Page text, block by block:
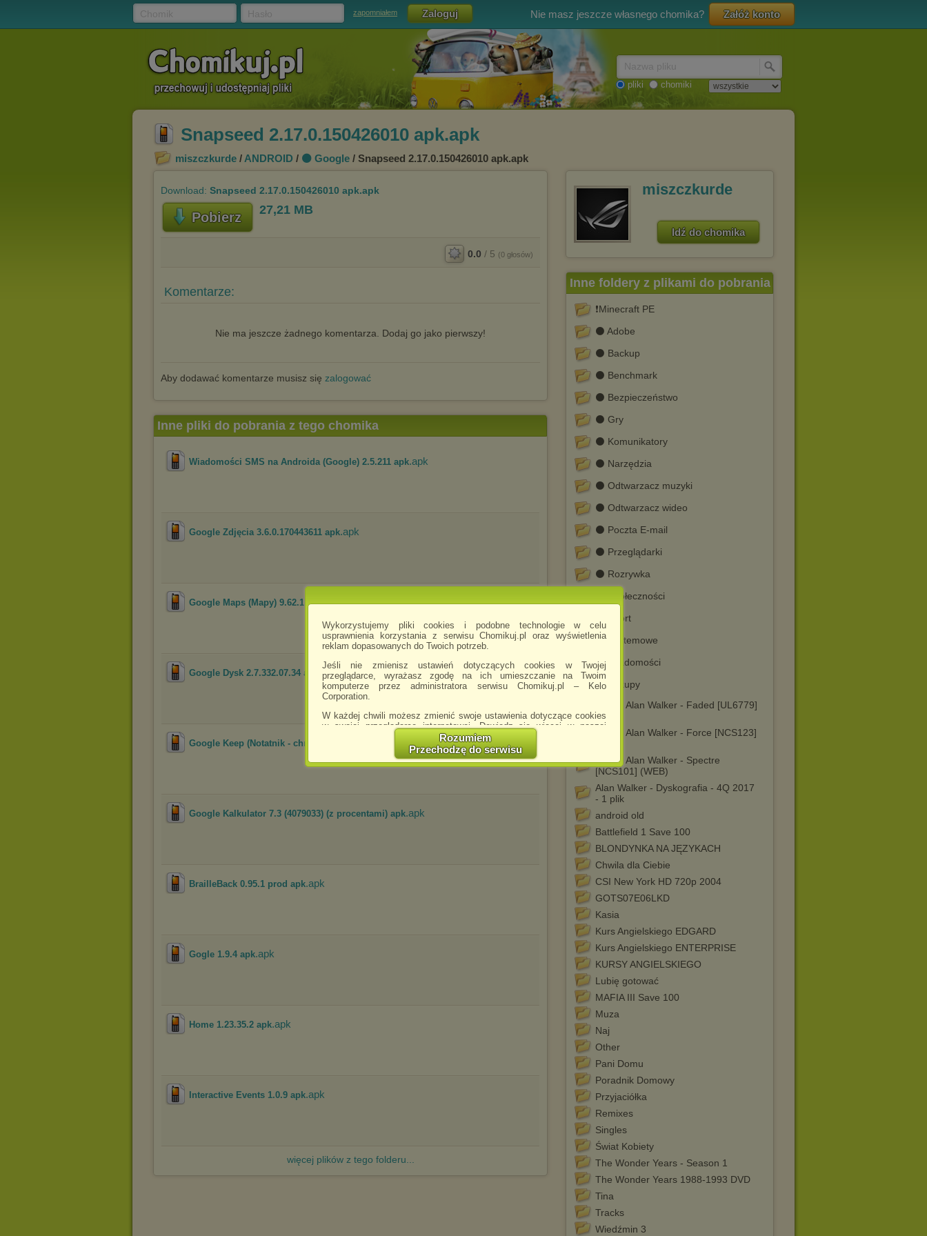
Wykorzystujemy pliki cookies i podobne technologie w celu
usprawnienia korzystania z serwisu Chomikuj.pl oraz wyświetlenia
reklam dopasowanych do Twoich potrzeb.
Jeśli nie zmienisz ustawień dotyczących cookies w Twojej
przeglądarce, wyrażasz zgodę na ich umieszczanie na Twoim
komputerze przez administratora serwisu Chomikuj.pl – Kelo
Corporation.
W każdej chwili możesz zmienić swoje ustawienia dotyczące cookies
w swojej przeglądarce internetowej. Dowiedz się więcej w naszej
http://chomikuj.pl/PolitykaPrywatnosci.aspx
Jednocześnie informujemy że zmiana ustawień przeglądarki może
spowodować ograniczenie korzystania ze strony Chomikuj.pl.
W przypadku braku twojej zgody na akceptację cookies niestety
Wykorzystanie plików cookies
Zaufanych Partnerów
(dostosowanie reklam do Twoich potrzeb, analiza skuteczności działań
Wyrażenie sprzeciwu spowoduje, że wyświetlana Ci reklama nie
będzie dopasowana do Twoich preferencji, a będzie to reklama
Istnieje możliwość zmiany ustawień przeglądarki internetowej w
sposób uniemożliwiający przechowywanie plików cookies na
urządzeniu końcowym. Można również usunąć pliki cookies,
dokonując odpowiednich zmian w ustawieniach przeglądarki
Pełną informację na ten temat znajdziesz pod adresem
Rozumiem
Przechodzę do serwisu
zapomniałem Nie masz jeszcze własnego chomika? Załóż konto
pliki chomiki
Snapseed 2.17.0.150426010 apk.apk
miszczkurde / ANDROID / ⚫ Google / Snapseed 2.17.0.150426010 apk.apk
Download: Snapseed 2.17.0.150426010 apk.apk
Pobierz 27,21 MB
0.0 / 5 (0 głosów)
Komentarze:
Nie ma jeszcze żadnego komentarza. Dodaj go jako pierwszy!
Aby dodawać komentarze musisz się zalogować
miszczkurde
Idź do chomika
Inne foldery z plikami do pobrania
❗Minecraft PE
⚫ Adobe
⚫ Backup
⚫ Benchmark
⚫ Bezpieczeństwo
⚫ Gry
⚫ Komunikatory
⚫ Narzędzia
⚫ Odtwarzacz muzyki
⚫ Odtwarzacz wideo
⚫ Poczta E-mail
⚫ Przeglądarki
⚫ Rozrywka
⚫ Społeczności
⚫ Sport
⚫ Systemowe
⚫ Wiadomości
⚫ Zakupy
2015 - Alan Walker - Faded [UL6779]
(WEB)
2015 - Alan Walker - Force [NCS123]
2015 - Alan Walker - Spectre
[NCS101] (WEB)
Alan Walker - Dyskografia - 4Q 2017
- 1 plik
android old
Battlefield 1 Save 100
BLONDYNKA NA JĘZYKACH
Chwila dla Ciebie
CSI New York HD 720p 2004
GOTS07E06LKD
Kasia
Kurs Angielskiego EDGARD
Kurs Angielskiego ENTERPRISE
KURSY ANGIELSKIEGO
Lubię gotować
MAFIA III Save 100
Muza
Naj
Other
Pani Domu
Poradnik Domowy
Przyjaciółka
Remixes
Singles
Świat Kobiety
The Wonder Years - Season 1
The Wonder Years 1988-1993 DVD
Tina
Tracks
Wiedźmin 3
Inne pliki do pobrania z tego chomika
Wiadomości SMS na Androida (Google) 2.5.211 apk.apk
Google Zdjęcia 3.6.0.170443611 apk.apk
Google Maps (Mapy) 9.62.1 apk.apk
Google Dysk 2.7.332.07.34 apk .apk
Google Keep (Notatnik - chmura i offline) 3.4.901.06.3... .apk
Google Kalkulator 7.3 (4079033) (z procentami) apk.apk
BrailleBack 0.95.1 prod apk.apk
Gogle 1.9.4 apk.apk
Home 1.23.35.2 apk.apk
Interactive Events 1.0.9 apk.apk
więcej plików z tego folderu...